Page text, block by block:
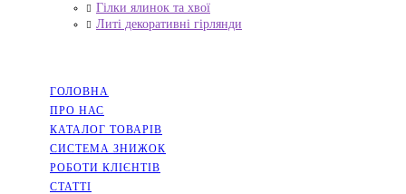
Гілки ялинок та хвої
Литі декоративні гірлянди
ГОЛОВНА
ПРО НАС
КАТАЛОГ ТОВАРІВ
СИСТЕМА ЗНИЖОК
РОБОТИ КЛІЄНТІВ
СТАТТІ